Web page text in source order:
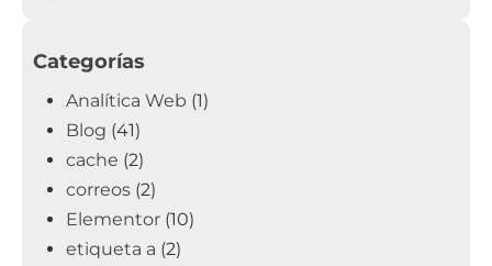
Categorías
Analítica Web (1)
Blog (41)
cache (2)
correos (2)
Elementor (10)
etiqueta a (2)